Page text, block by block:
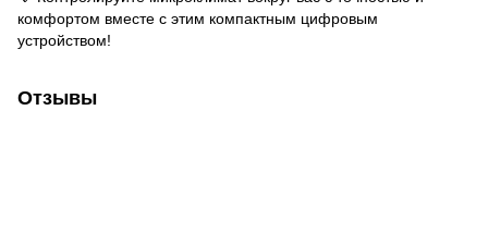
комфортом вместе с этим компактным цифровым
устройством!
Отзывы